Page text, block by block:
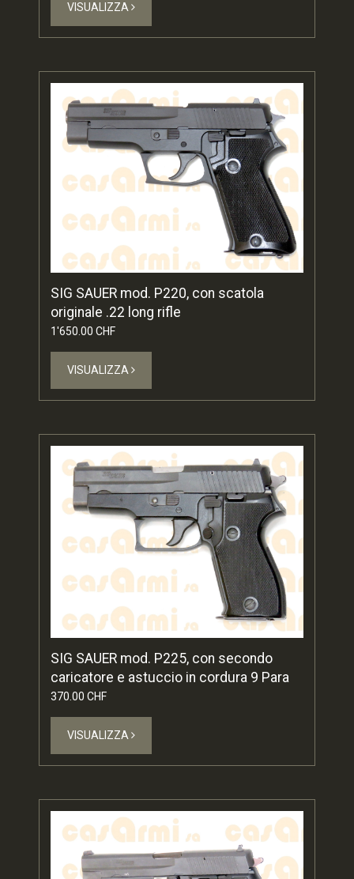
VISUALIZZA
SIG SAUER mod. P220, con scatola
originale .22 long rifle
1'650.00 CHF
VISUALIZZA
SIG SAUER mod. P225, con secondo
caricatore e astuccio in cordura 9 Para
370.00 CHF
VISUALIZZA